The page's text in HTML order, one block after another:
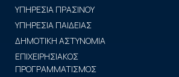
ΥΠΗΡΕΣΙΑ ΠΡΑΣΙΝΟΥ
ΥΠΗΡΕΣΙΑ ΠΑΙΔΕΙΑΣ
ΔΗΜΟΤΙΚΗ ΑΣΤΥΝΟΜΙΑ
ΕΠΙΧΕΙΡΗΣΙΑΚΟΣ
ΠΡΟΓΡΑΜΜΑΤΙΣΜΟΣ